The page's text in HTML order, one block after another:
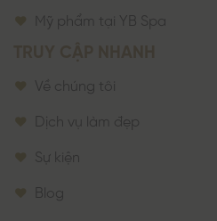
Mỹ phẩm tại YB Spa
Về chúng tôi
Dịch vụ làm đẹp
Sự kiện
Blog